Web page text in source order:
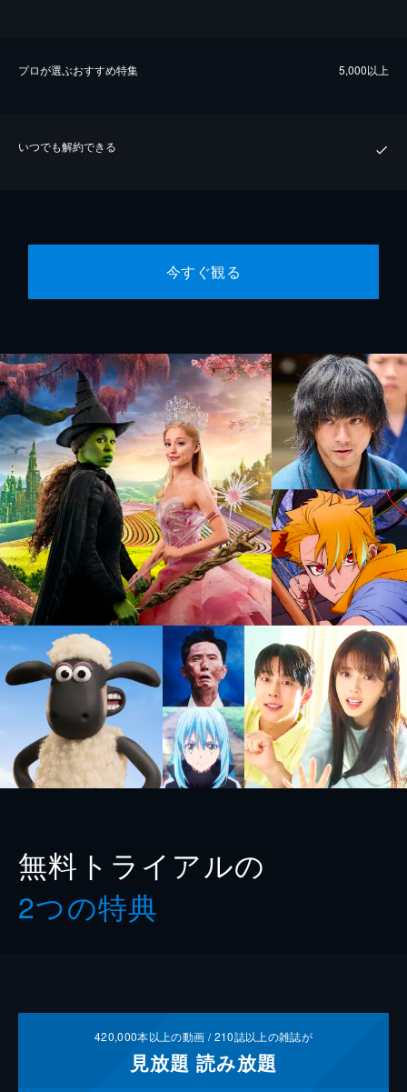
プロが選ぶおすすめ特集 5,000以上
いつでも解約できる
今すぐ観る
無料トライアルの
2つの特典
420,000本以上の動画 /210誌以上の雑誌が
見放題 読み放題